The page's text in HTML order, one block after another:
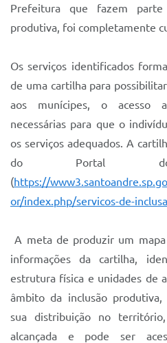
Prefeitura que fazem
produtiva, foi completamente
Os serviços identificados
de uma cartilha para
aos munícipes, o acesso
necessárias para que o
os serviços adequados. A
do Portal do
(https://
or/index.php/servicos-de-
A meta de produzir um
informações da cartilha,
estrutura física e unidades de
âmbito da inclusão
sua distribuição no
alcançada e pode ser